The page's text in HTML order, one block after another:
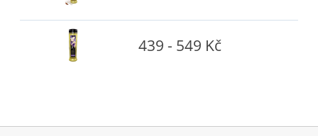
439 - 549 Kč